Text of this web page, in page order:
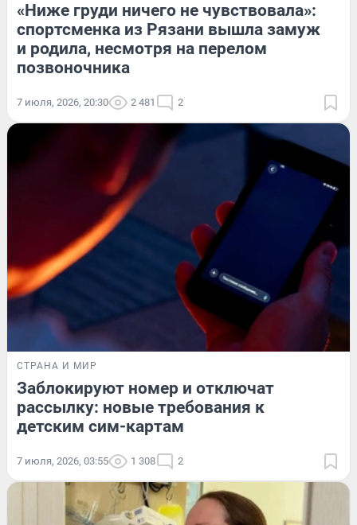
«Ниже груди ничего не чувствовала»:
спортсменка из Рязани вышла замуж
и родила, несмотря на перелом
позвоночника
7 июля, 2026, 20:30 2 481 2
СТРАНА И МИР
Заблокируют номер и отключат
рассылку: новые требования к
детским сим-картам
7 июля, 2026, 03:55 1 308 2